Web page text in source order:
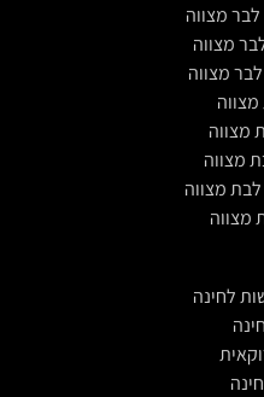
לבר מצווה
מצווה
מצווה
מצווה
מצווה
לבת מצווה
מצווה
לחינה